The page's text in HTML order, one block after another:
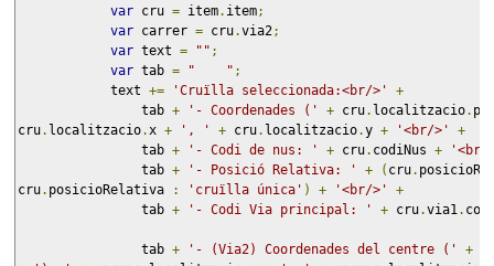
var cru = item. item;
var carrer = cru.via2;
var text = "" ;
var tab = "    " ;
            text
+= 'Cruïlla seleccionada:<br/>'
+
                tab
+ '- Coordenades (' + cru. localitzacio.
cru. localitzacio. x + ', ' + cru. localitzacio.y + '<br/>'
+
                tab
+ '- Codi de nus: ' + cru. codiNus +
'<br/
                tab
+ '- Posició Relativa: ' + ( cru.
cru. posicioRelativa : 'cruïlla única' ) + '<br/>'
+
                tab
+ '- Codi Via principal: ' + cru.via1 .
                tab
+ '- (Via2) Coordenades del centre (' +